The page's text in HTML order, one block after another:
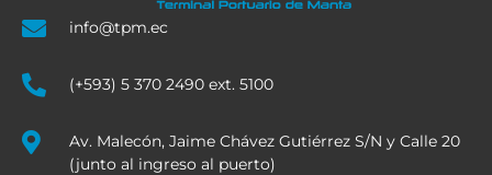
info@tpm.ec
(+593) 5 370 2490 ext. 5100
Av. Malecón, Jaime Chávez Gutiérrez S/N y Calle 20
(junto al ingreso al puerto)